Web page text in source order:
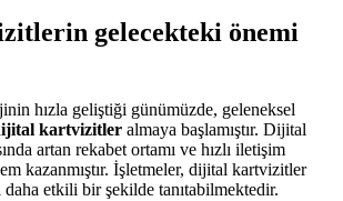
gelecekteki önemi
hızla geliştiği günümüzde, geleneksel
kartvizitler almaya başlamıştır. Dijital
artan rekabet ortamı ve hızlı iletişim
kazanmıştır. İşletmeler, dijital kartvizitler
etkili bir şekilde tanıtabilmektedir.